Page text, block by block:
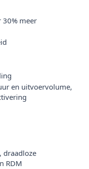
30% meer
en uitvoervolume,
draadloze
RDM